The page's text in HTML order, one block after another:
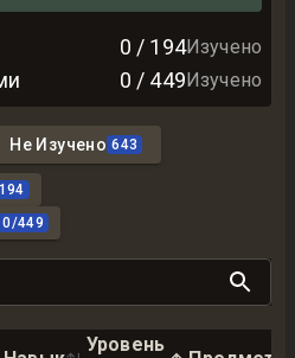
0 / 194Изучено
0 / 449Изучено
Не Изучено 643
194
0/449
Уровень